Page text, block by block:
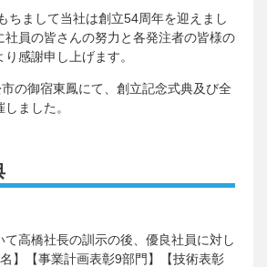
ちまして当社は創立54周年を迎えまし
社員の皆さんの努力と各発注者の皆様の
感謝申し上げます。
の御宿東鳳にて、創立記念式典及び全
ました。
て高橋社長の訓示の後、優良社員に対し
】【事業計画表彰9部門】【技術表彰